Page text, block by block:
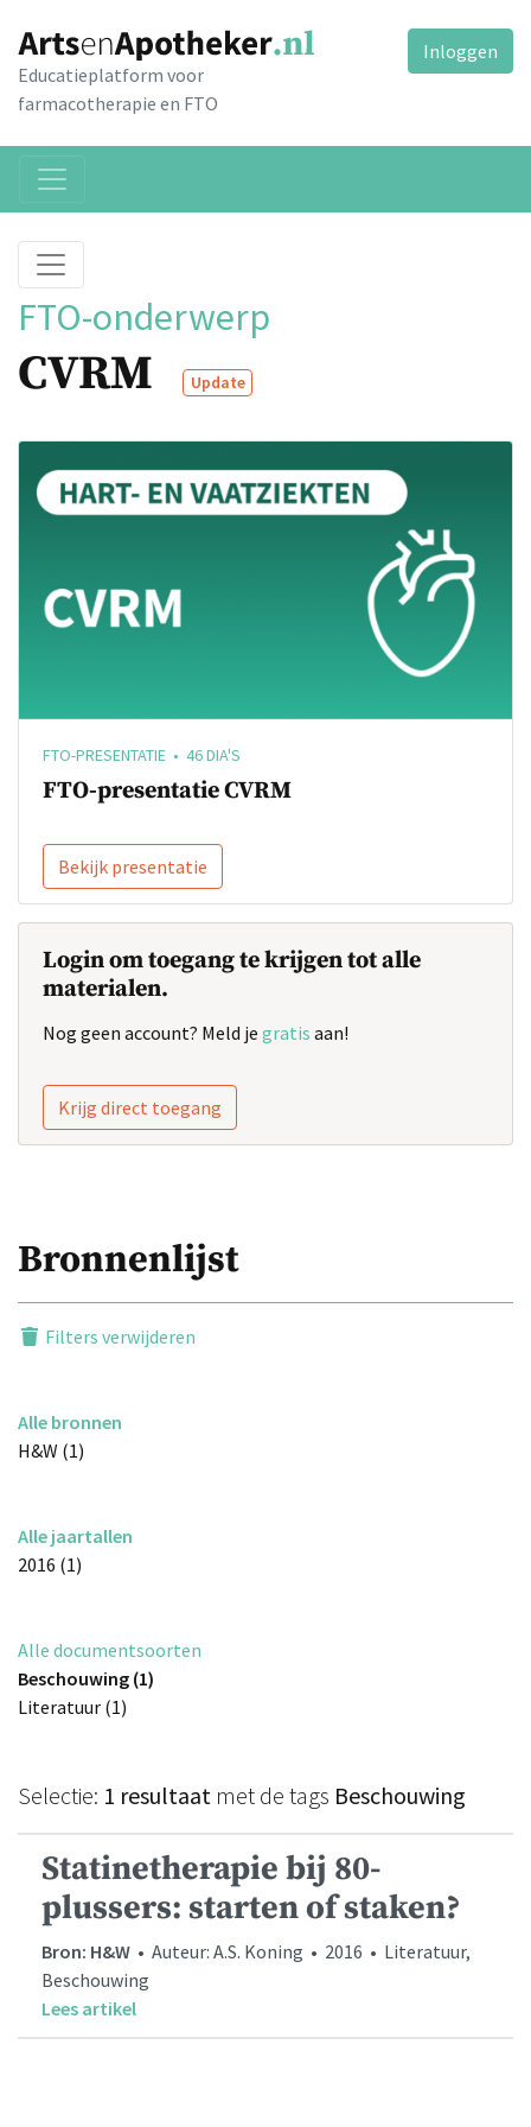
Educatieplatform voor
farmacotherapie en FTO
Inloggen
FTO-onderwerp
CVRM Update
FTO-PRESENTATIE • 46 DIA'S
FTO-presentatie CVRM
Bekijk presentatie
Login om toegang te krijgen tot alle
materialen.
Nog geen account? Meld je gratis aan!
Krijg direct toegang
Bronnenlijst
Filters verwijderen
Alle bronnen
H&W (1)
Alle jaartallen
2016 (1)
Alle documentsoorten
Beschouwing (1)
Literatuur (1)
Selectie: 1 resultaat met de tags Beschouwing
Statinetherapie bij 80-
plussers: starten of staken?
Bron: H&W • Auteur: A.S. Koning • 2016 • Literatuur,
Beschouwing
Lees artikel